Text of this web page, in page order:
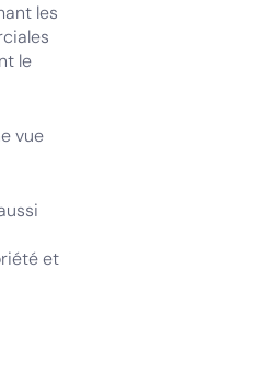
les
le
vue
et